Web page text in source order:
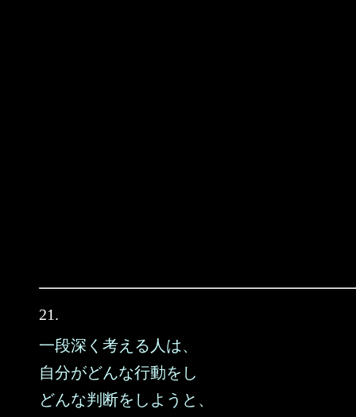
21.
一段深く考える人は、
自分がどんな行動をし
どんな判断をしようと、